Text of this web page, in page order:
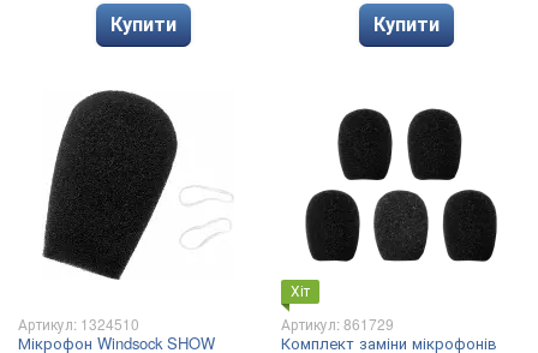
Купити Купити
Артикул: 1324510
Мікрофон Windsock SHOW
Хіт
Артикул: 861729
Комплект заміни мікрофонів